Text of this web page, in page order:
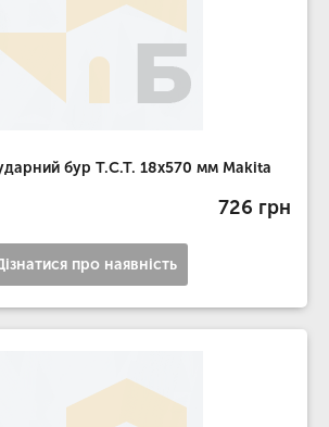
бур T.C.T. 18х570 мм Makita
726 грн
про наявність